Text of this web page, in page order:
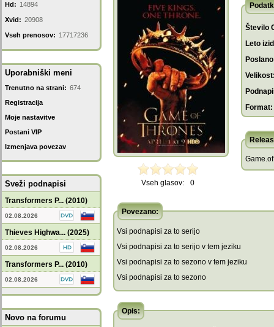
Hd: 14894
Xvid: 20908
Vseh prenosov: 17717236
Uporabniški meni
Trenutno na strani: 674
Registracija
Moje nastavitve
Postani VIP
Izmenjava povezav
Sveži podnapisi
Transformers P... (2010)
02.08.2026
Thieves Highwa... (2025)
02.08.2026
Transformers P... (2010)
02.08.2026
Novo na forumu
Vseh glasov: 0
Število
Leto
Format:
Povezano:
Vsi podnapisi za to serijo
Vsi podnapisi za to serijo v tem jeziku
Vsi podnapisi za to sezono v tem jeziku
Vsi podnapisi za to sezono
Opis: